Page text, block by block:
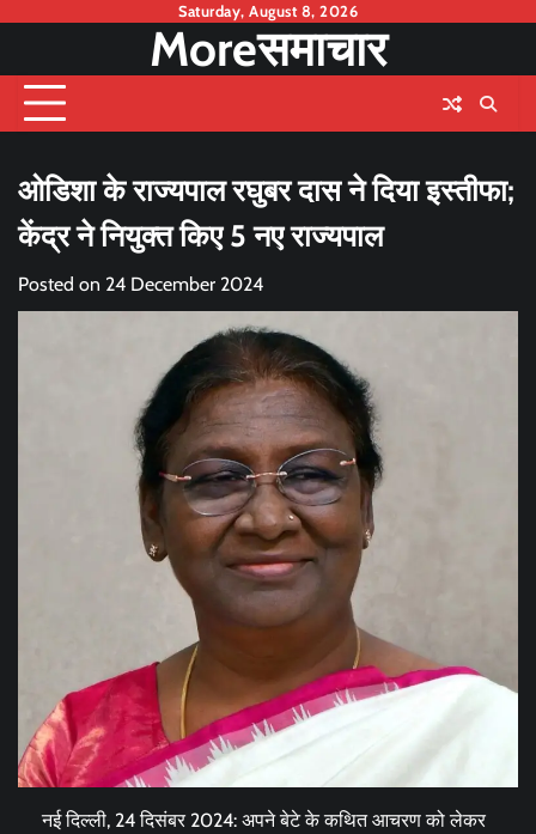
content
Saturday, August 8, 2026
Moreसमाचार
ओडिशा के राज्यपाल रघुबर दास ने दिया इस्तीफा;
केंद्र ने नियुक्त किए 5 नए राज्यपाल
Posted on 24 December 2024
नई दिल्ली, 24 दिसंबर 2024: अपने बेटे के कथित आचरण को लेकर